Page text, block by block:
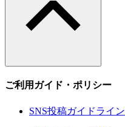
ご利用ガイド・ポリシー
SNS投稿ガイドライン